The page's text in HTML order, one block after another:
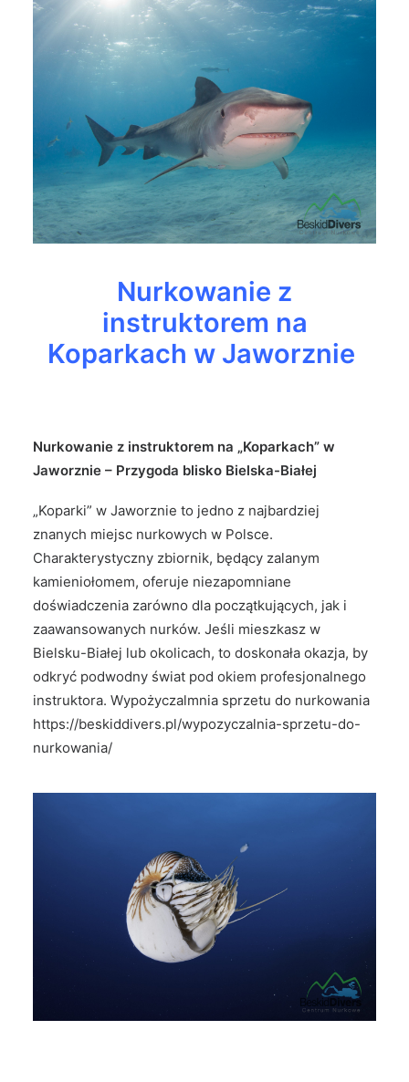
Nurkowanie z
instruktorem na
Koparkach w Jaworznie
Nurkowanie z instruktorem na „Koparkach” w
Jaworznie – Przygoda blisko Bielska-Białej
„Koparki” w Jaworznie to jedno z najbardziej
znanych miejsc nurkowych w Polsce.
Charakterystyczny zbiornik, będący zalanym
kamieniołomem, oferuje niezapomniane
doświadczenia zarówno dla początkujących, jak i
zaawansowanych nurków. Jeśli mieszkasz w
Bielsku-Białej lub okolicach, to doskonała okazja, by
odkryć podwodny świat pod okiem profesjonalnego
instruktora. Wypożyczalmnia sprzetu do nurkowania
https://beskiddivers.pl/wypozyczalnia-sprzetu-do-
nurkowania/